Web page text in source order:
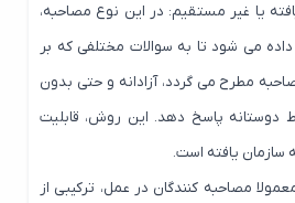
یا غیر مستقیم: در این نوع مصاحبه،
شود تا به سوالات مختلفی که بر
می گردد، آزادانه و حتی بدون
پاسخ دهد. این روش، قابلیت
یافته است.
مصاحبه کنندگان در عمل، ترکیبی از